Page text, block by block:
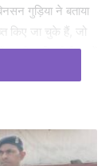
गुड़िया ने बताया
किए जा चुके हैं, जो
शांति की दिशा में